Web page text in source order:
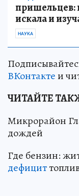
пришельцев:
искала и
НАУКА
ВКонтактеи
ЧИТАЙТЕ
Микрорайон
дождей
Где бензин:
дефицит